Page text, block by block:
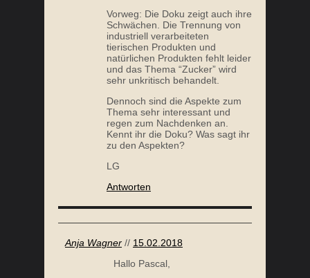
Vorweg: Die Doku zeigt auch ihre
Schwächen. Die Trennung von
industriell verarbeiteten
tierischen Produkten und
natürlichen Produkten fehlt leider
und das Thema “Zucker” wird
sehr unkritisch behandelt.
Dennoch sind die Aspekte zum
Thema sehr interessant und
regen zum Nachdenken an.
Kennt ihr die Doku? Was sagt ihr
zu den Aspekten?
LG
Antworten
Anja Wagner // 15.02.2018
Hallo Pascal,